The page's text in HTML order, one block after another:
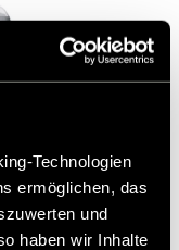
Technologien
ermöglichen, das
und
haben wir Inhalte